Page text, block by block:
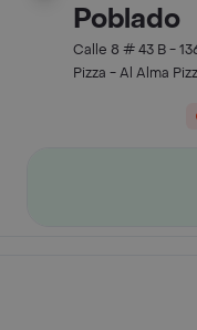
Poblado
Calle 8 # 43 B -
Pizza - Al Alma